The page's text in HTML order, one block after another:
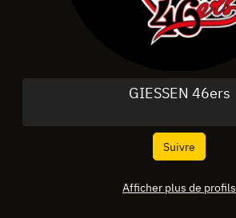
GIESSEN 46ers
Suivre
Afficher plus de profils